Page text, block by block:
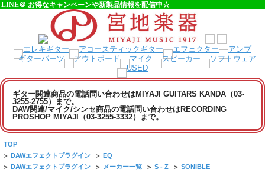
LINE＠ お得なキャンペーンや新製品情報を配信中☆
ギター関連商品の電話問い合わせはMIYAJI GUITARS KANDA（03-
3255-2755）まで。
DAW関連/マイク/シンセ商品の電話問い合わせはRECORDING
PROSHOP MIYAJI（03-3255-3332）まで。
TOP
> DAWエフェクトプラグイン > EQ
> DAWエフェクトプラグイン > メーカー一覧 > S - Z > SONIBLE